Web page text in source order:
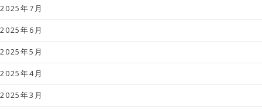
2025年7月
2025年6月
2025年5月
2025年4月
2025年3月